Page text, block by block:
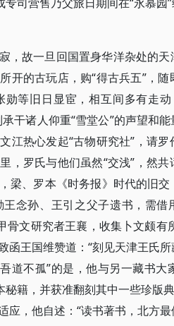
，故一旦回国置身华洋杂处的
开的古玩店，购“得古兵五”，
等旧日显宦，相互间多有走
干诸人仰重“雪堂公”的声望和
江热心发起“古物研究社”，请
，罗氏与他们虽然“交浅”，然共
梁、罗本《时务报》时代的旧
念孙、王引之父子遗书，需借
骨文研究者王襄，收集卜文颇
函王国维赞道：“刻见天津王氏
道不孤”的是，他与另一藏书
籍，并获准翻刻其中一些珍版
应，他自述：“读书著书，北方